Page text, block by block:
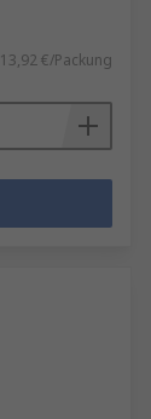
13,92 €/Packung